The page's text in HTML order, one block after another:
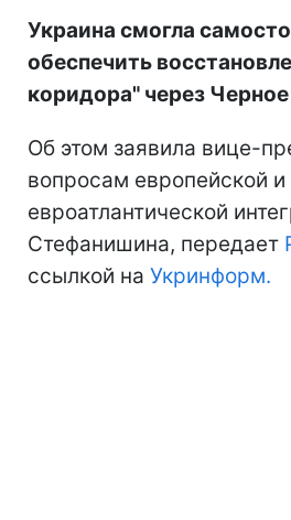
Украина смогла
обеспечить
коридора" через
Об этом заявила вице-
вопросам европейской и
евроатлантической
Стефанишина, передает
ссылкой на Укринформ.